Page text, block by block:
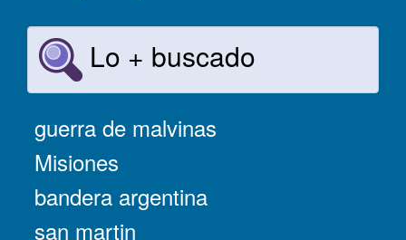
Lo + buscado
guerra de malvinas
Misiones
bandera argentina
san martin